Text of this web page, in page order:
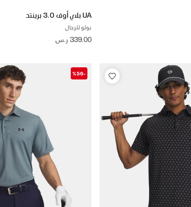
UA بلاي أوف 3.0 برينتد
بولو للرجال
339.00 ر.س
-%56